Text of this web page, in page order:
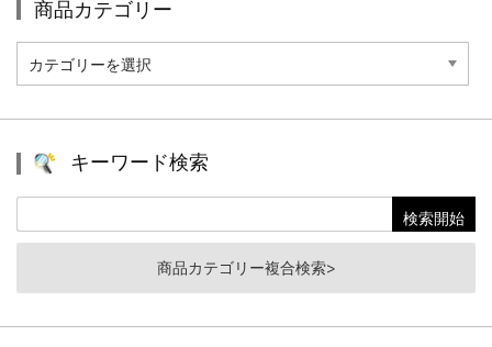
商品カテゴリー
品
カ
キーワード検索
商品カテゴリー複合検索>